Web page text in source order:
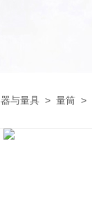
与量具> 量筒>